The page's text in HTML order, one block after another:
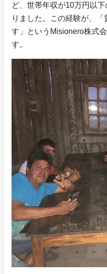
ど、世帯年収が10万円以
りました。この経験が、「
す」というMisionero株式
す。